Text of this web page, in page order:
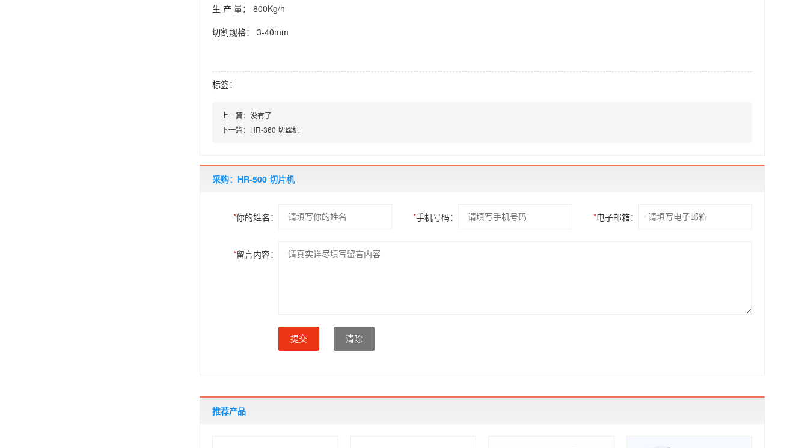
生 产 量： 800Kg/h
切割规格： 3-40mm
标签：
上一篇： 没有了
下一篇： HR-360 切丝机
采购：HR-500 切片机
*你的姓名： *手机号码： *电子邮箱：
*留言内容：
提交 清除
推荐产品